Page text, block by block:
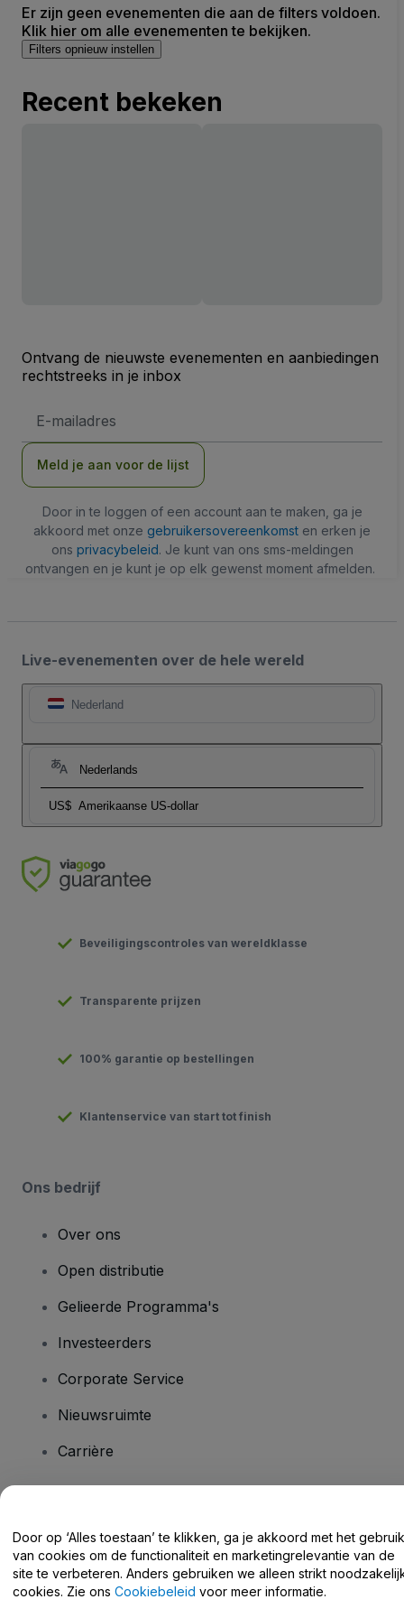
Er zijn geen evenementen die aan de filters voldoen.
Klik hier om alle evenementen te bekijken.
Filters opnieuw instellen
Recent bekeken
Ontvang de nieuwste evenementen en aanbiedingen
rechtstreeks in je inbox
mailadres
Meld je aan voor de lijst
Door in te loggen of een account aan te maken, ga je
akkoord met onze gebruikersovereenkomst en erken je
ons privacybeleid. Je kunt van ons sms-meldingen
ontvangen en je kunt je op elk gewenst moment afmelden.
Live-evenementen over de hele wereld
Nederland
Nederlands
US$ Amerikaanse US-dollar
Beveiligingscontroles van wereldklasse
Transparente prijzen
100% garantie op bestellingen
Klantenservice van start tot finish
Ons bedrijf
Over ons
Open distributie
Gelieerde Programma's
Investeerders
Corporate Service
Nieuwsruimte
Carrière
Helpcentrum / Neem Contact Met Ons Op
Door op ‘Alles toestaan’ te klikken, ga je akkoord met het gebruik
van cookies om de functionaliteit en marketingrelevantie van de
site te verbeteren. Anders gebruiken we alleen strikt
cookies. Zie ons Cookiebeleid voor meer informatie.